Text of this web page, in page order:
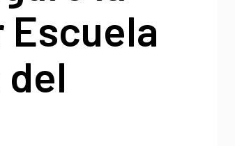
Escuela